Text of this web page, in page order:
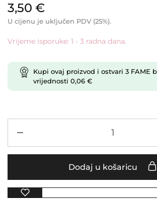
3,50 €
U cijenu je uključen PDV (25%).
Vrijeme isporuke: 1 - 3 radna dana.
Kupi ovaj proizvod i ostvari 3 FAME
vrijednosti 0,06 €
Dodaj u košaricu